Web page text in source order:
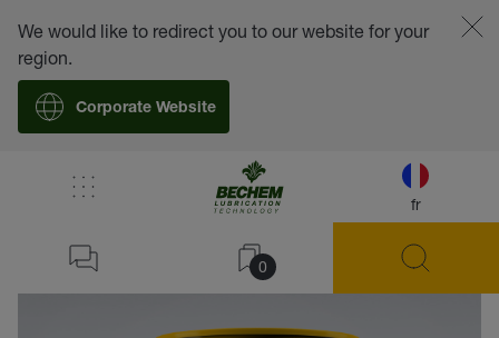
fr
0
We would like to redirect you to our website for your
region.
Corporate Website